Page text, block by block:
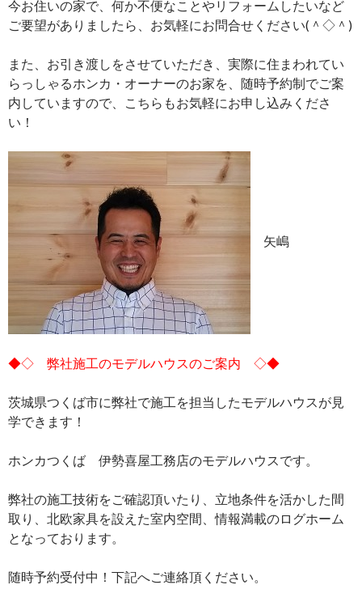
今お住いの家で、何か不便なことやリフォームしたいなど
ご要望がありましたら、お気軽にお問合せください(＾◇＾)
また、お引き渡しをさせていただき、実際に住まわれてい
らっしゃるホンカ・オーナーのお家を、随時予約制でご案
内していますので、こちらもお気軽にお申し込みくださ
い！
矢嶋
◆◇ 弊社施工のモデルハウスのご案内 ◇◆
茨城県つくば市に弊社で施工を担当したモデルハウスが見
学できます！
ホンカつくば 伊勢喜屋工務店のモデルハウスです。
弊社の施工技術をご確認頂いたり、立地条件を活かした間
取り、北欧家具を設えた室内空間、情報満載のログホーム
となっております。
随時予約受付中！下記へご連絡頂ください。